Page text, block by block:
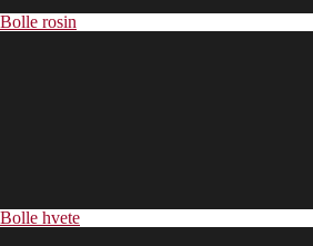
Bolle rosin
Bolle hvete